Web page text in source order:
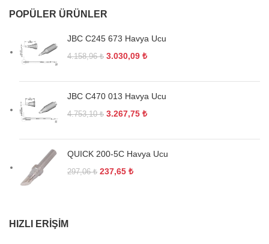
POPÜLER ÜRÜNLER
JBC C245 673 Havya Ucu
4.158,96₺ 3.030,09 ₺
JBC C470 013 Havya Ucu
4.753,10₺ 3.267,75 ₺
QUICK 200-5C Havya Ucu
297,06₺ 237,65 ₺
HIZLI ERIŞIM